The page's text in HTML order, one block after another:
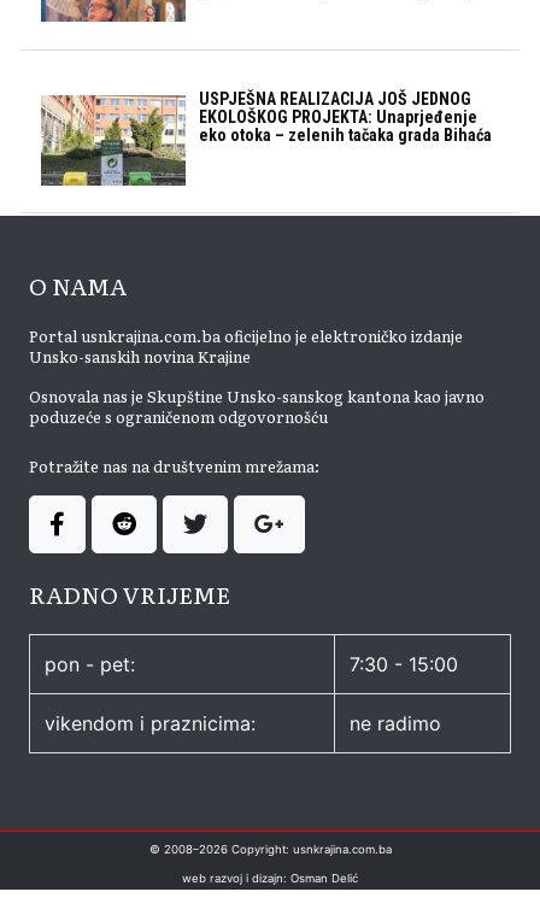
USPJEŠNA REALIZACIJA JOŠ JEDNOG
EKOLOŠKOG PROJEKTA: Unaprjeđenje
eko otoka – zelenih tačaka grada Bihaća
O NAMA
Portal usnkrajina.com.ba oficijelno je elektroničko izdanje
Unsko-sanskih novina Krajine
Osnovala nas je Skupštine Unsko-sanskog kantona kao javno
poduzeće s ograničenom odgovornošću
Potražite nas na društvenim mrežama:
RADNO VRIJEME
pon - pet: 7:30 - 15:00
vikendom i praznicima: ne radimo
© 2008–2026Copyright: usnkrajina.com.ba
web razvoj i dizajn: Osman Delić